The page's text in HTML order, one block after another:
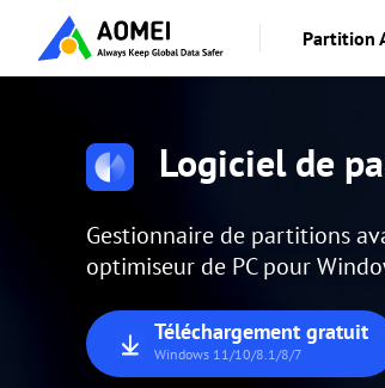
Partition
Logiciel de
Gestionnaire de partitions
optimiseur de PC pour
Téléchargement gratuit
Windows 11/10/8.1/8/7